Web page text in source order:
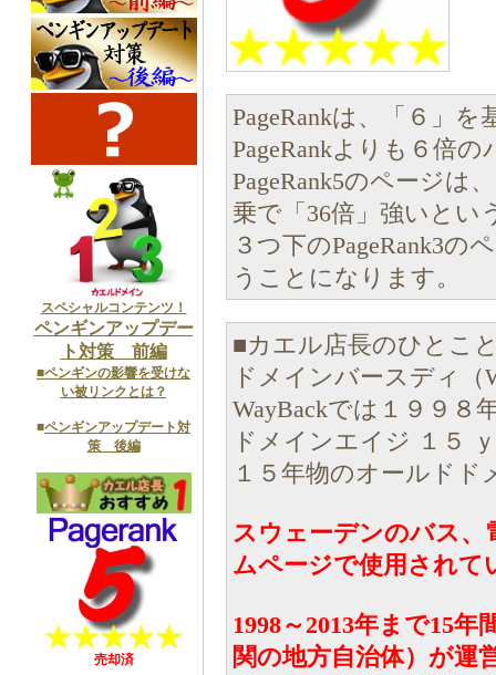
スペシャルコンテンツ！
ペンギンアップデー
ト対策 前編
■ペンギンの影響を受けな
い被リンクとは？
■ペンギンアップデート対
策 後編
売却済
PageRankは、「６」
PageRankよりも６倍
PageRank5のページは
乗で「36倍」強いとい
３つ下のPageRank3の
うことになります。
■カエル店長のひとこ
ドメインバースディ
WayBackでは１９９８
ドメインエイジ １５
１５年物のオールドド
スウェーデンのバス、
ムページで使用されて
1998～2013年まで15
関の地方自治体）が運